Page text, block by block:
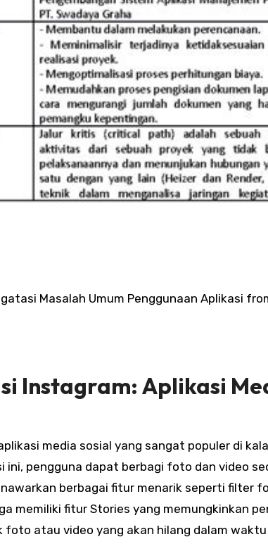
Masalah Umum Penggunaan Aplikasi
Instagram: Aplikasi
media sosial yang sangat populer di
ini, pengguna dapat berbagi foto dan video
berbagai fitur menarik seperti filter
memiliki fitur Stories yang memungkinkan
atau video yang akan hilang dalam waktu